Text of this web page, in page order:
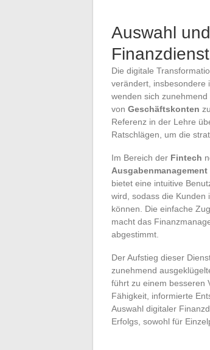
Auswahl
Die digitale
verändert, insbesondere
wenden sich
von Geschäftskonten
Referenz in der Lehre
Ratschlägen, um die
Im Bereich der Fintech
Ausgabenmanagement
bietet eine intuitive
wird, sodass die Kunden
können. Die einfache
macht das
abgestimmt.
Der Aufstieg dieser
zunehmend
führt zu einem besseren
Fähigkeit, informierte
Auswahl digitaler
Erfolgs, sowohl für